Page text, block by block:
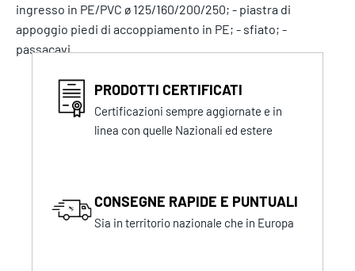
ingresso in PE/PVC ø 125/160/200/250; - piastra di
appoggio piedi di accoppiamento in PE; - sfiato; -
passacavi.
PRODOTTI CERTIFICATI
Certificazioni sempre aggiornate e in
linea con quelle Nazionali ed estere
CONSEGNE RAPIDE E PUNTUALI
Sia in territorio nazionale che in Europa